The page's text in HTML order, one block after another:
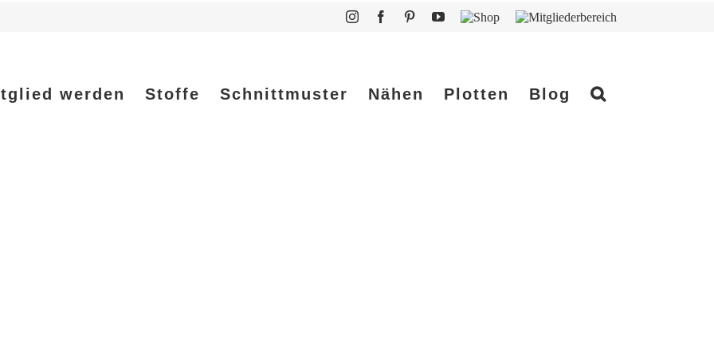
InstagramFacebookPinterestYouTube
Shop Mitgliederbereich
werden Stoffe Schnittmuster Nähen Plotten Blog